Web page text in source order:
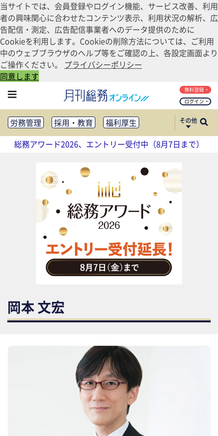
当サイトでは、会員登録やログイン機能、サービス改善、利用
者の興味関心に合わせたコンテンツ表示、利用状況の解析、広
告配信・測定、広告配信事業者へのデータ提供のために
Cookieを利用します。Cookieの削除方法については、ご利用
中のウェブブラウザのヘルプ等をご確認の上、各設定画面より
ご操作ください。 プライバシーポリシー
同意します
ログイン
無料登録
労務管理 採用・教育
福利厚生
健康経営
働き方改革
法務・コンプライアンス
リスクマネジメント・BCP
社外・社内広報
社外・社内コミュニケーション活性化
FM・オフィス移転
CSR・SDGs
テクノロジー活用・DX
助成金・補助金・コスト削減
アウトソーシング・BPO
調査・レポート
その他
総務アワード2026、エントリー受付中（8月7日まで）
岡本 文宏